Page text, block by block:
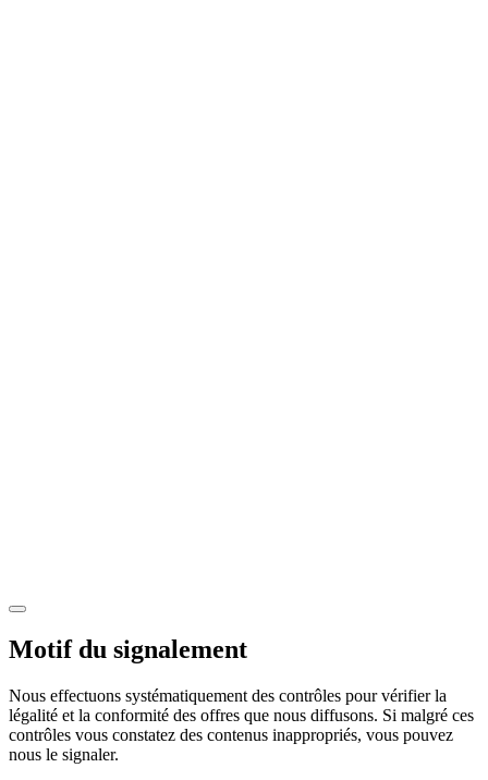
Motif du signalement
Nous effectuons systématiquement des contrôles pour vérifier la
légalité et la conformité des offres que nous diffusons. Si malgré ces
contrôles vous constatez des contenus inappropriés, vous pouvez
nous le signaler.